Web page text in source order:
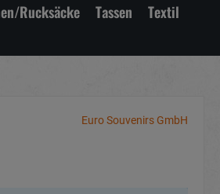
Rucksäcke Tassen
Textil
Euro Souvenirs GmbH